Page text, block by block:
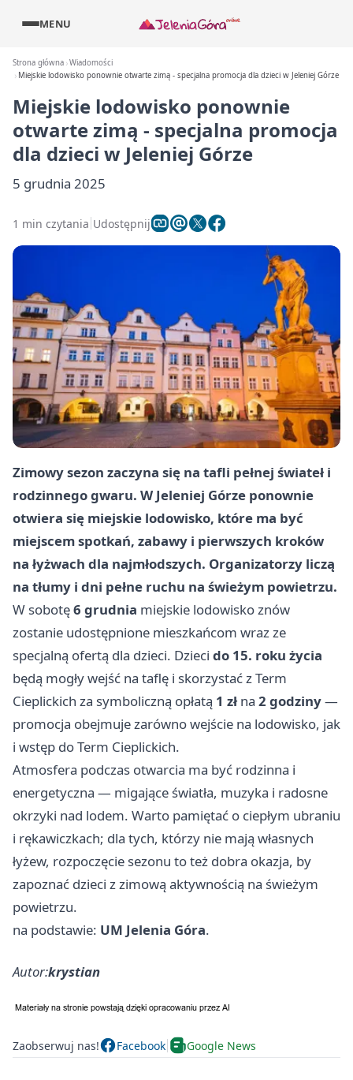
MENU
Strona główna Wiadomości
Miejskie lodowisko ponownie otwarte zimą - specjalna promocja dla dzieci w Jeleniej Górze
Miejskie lodowisko ponownie
otwarte zimą - specjalna promocja
dla dzieci w Jeleniej Górze
5 grudnia 2025
1 min czytania Udostępnij
Zimowy sezon zaczyna się na tafli pełnej świateł i
rodzinnego gwaru. W Jeleniej Górze ponownie
otwiera się miejskie lodowisko, które ma być
miejscem spotkań, zabawy i pierwszych kroków
na łyżwach dla najmłodszych. Organizatorzy liczą
na tłumy i dni pełne ruchu na świeżym powietrzu.
W sobotę6 grudnia miejskie lodowisko znów
zostanie udostępnione mieszkańcom wraz ze
specjalną ofertą dla dzieci. Dzieci do 15. roku życia
będą mogły wejść na taflę i skorzystać z Term
Cieplickich za symboliczną opłatą 1 zł na 2 godziny—
promocja obejmuje zarówno wejście na lodowisko, jak
i wstęp do Term Cieplickich.
Atmosfera podczas otwarcia ma być rodzinna i
energetyczna — migające światła, muzyka i radosne
okrzyki nad lodem. Warto pamiętać o ciepłym ubraniu
i rękawiczkach; dla tych, którzy nie mają własnych
łyżew, rozpoczęcie sezonu to też dobra okazja, by
zapoznać dzieci z zimową aktywnością na świeżym
powietrzu.
na podstawie: UM Jelenia Góra.
Autor:krystian
Zaobserwuj nas! Facebook Google News